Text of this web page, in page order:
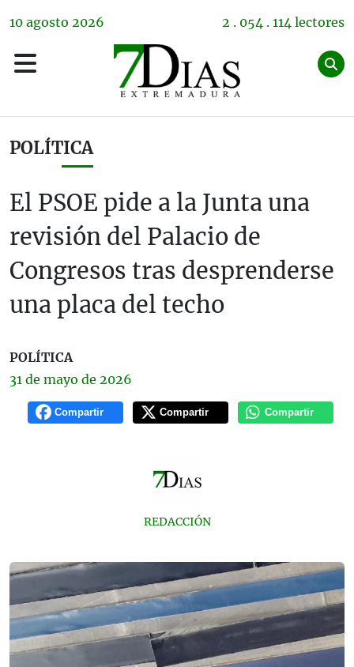
10 agosto 2026 2 . 054 . 114 lectores
POLÍTICA
El PSOE pide a la Junta una
revisión del Palacio de
Congresos tras desprenderse
una placa del techo
POLÍTICA
31 de mayo de 2026
Compartir Compartir Compartir
REDACCIÓN